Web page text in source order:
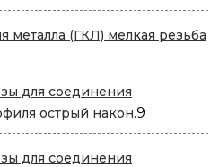
товаров
металла (ГКЛ) мелкая резьба
для соединения
острый након.9
товаров
для соединения